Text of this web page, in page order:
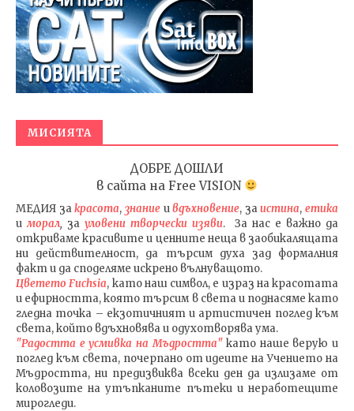
МИСИЯТА
ДОБРЕ ДОШЛИ
в сайта на Free VISION
МЕДИЯ закрасота, знаниеивдъхновение, заистина, етика
иморал, за уловени творчески изяви. За нас е важно да
откриваме красивите и ценните неща в заобикалящата
ни действителност, да търсим духа зад формалния
факт и да споделяме искрено вълнуващото.
Цветето Fuchsia, като наш символ, е израз на красотата
и ефирността, която търсим в света и поднасяме като
гледна точка – екзотичният и артистичен поглед към
света, който вдъхновява и одухотворява ума.
"Радостта е усмивка на Мъдростта"като наше верую и
поглед към света, почерпано от идеите на Учението на
Мъдростта, ни предизвиква всеки ден да излизаме от
коловозите на утъпканите пътеки и неработещите
мирогледи.